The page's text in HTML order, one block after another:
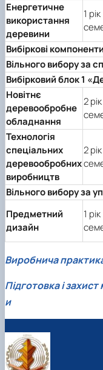
Енергетичне
використання
деревини
1
Вибіркові
Вільного вибору за
Вибірковий блок 1
Новітнє
деревообробне
обладнання
2
Технологія
спеціальних
деревообробних
виробництв
2
Вільного вибору за
Предметний
дизайн
1
Виробнича
Підготовка і захист
и